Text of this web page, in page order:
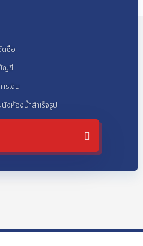
ดซื้อ
ญชี
รเงิน
งห้องน้ำสำเร็จรูป